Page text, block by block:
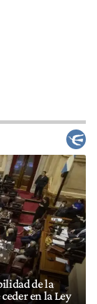
de la
en la Ley